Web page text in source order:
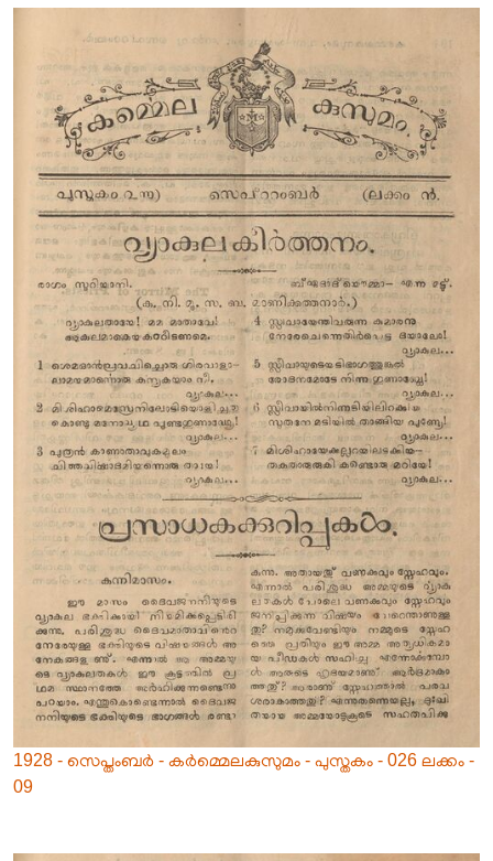
1928 - സെപ്തംബർ - കർമ്മെലകുസുമം - പുസ്തകം - 026 ലക്കം -
09